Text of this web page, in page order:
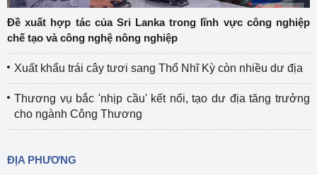
Đề xuất hợp tác của Sri Lanka trong lĩnh vực công nghiệp
chế tạo và công nghệ nông nghiệp
Xuất khẩu trái cây tươi sang Thổ Nhĩ Kỳ còn nhiều dư địa
Thương vụ bắc 'nhịp cầu' kết nối, tạo dư địa tăng trưởng
cho ngành Công Thương
ĐỊA PHƯƠNG